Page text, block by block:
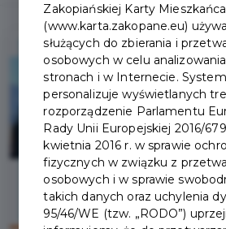
Zakopiańskiej Karty Mieszkańca
(www.karta.zakopane.eu)
służących do zbierania i
osobowych w celu
stronach i w Internecie.
personalizuje wyświetlanych
rozporządzenie Parlamentu
Rady Unii Europejskiej 2016/
kwietnia 2016 r. w sprawie
fizycznych w związku z
osobowych i w sprawie
takich danych oraz uchylenia
95/46/WE (tzw. „RODO”)